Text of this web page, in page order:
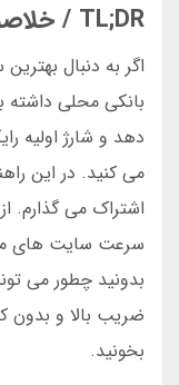
TL;DR / خلاصه سریع
اگر به دنبال
دهد و شارژ اولیه
می کنید. در این
اشتراک می گذارم.
سرعت سایت های
بدونید چطور می
ضریب بالا و بدون
بخونید.